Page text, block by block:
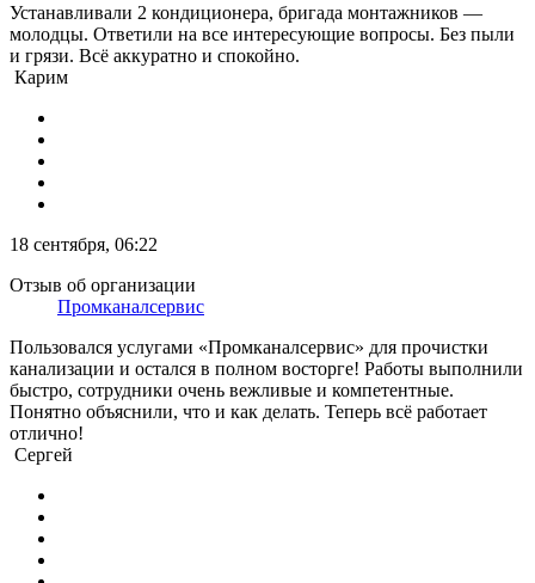
Устанавливали 2 кондиционера, бригада монтажников —
молодцы. Ответили на все интересующие вопросы. Без пыли
и грязи. Всё аккуратно и спокойно.
Карим
18 сентября, 06:22
Отзыв об организации
Промканалсервис
Пользовался услугами «Промканалсервис» для прочистки
канализации и остался в полном восторге! Работы выполнили
быстро, сотрудники очень вежливые и компетентные.
Понятно объяснили, что и как делать. Теперь всё работает
отлично!
Сергей